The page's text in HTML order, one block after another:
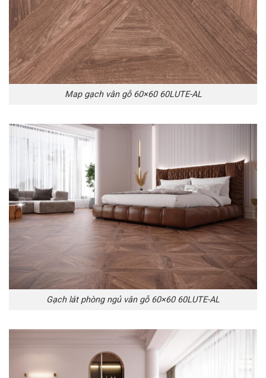
Map gạch vân gỗ 60×60 60LUTE-AL
Gạch lát phòng ngủ vân gỗ 60×60 60LUTE-AL